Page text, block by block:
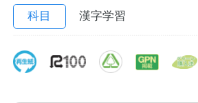
教職員の皆さまへ
科目 漢字学習